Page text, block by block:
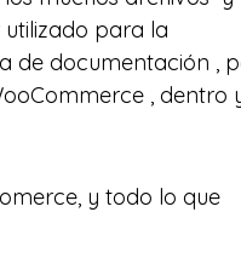
para la
de documentación ,
, dentro
y todo lo que